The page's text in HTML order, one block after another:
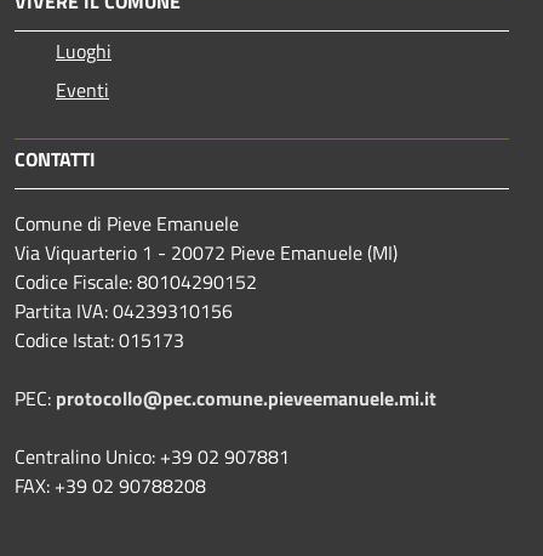
Luoghi
Eventi
CONTATTI
Comune di Pieve Emanuele
Via Viquarterio 1 - 20072 Pieve Emanuele (MI)
Codice Fiscale: 80104290152
Partita IVA: 04239310156
Codice Istat: 015173
PEC: protocollo@pec.comune.pieveemanuele.mi.it
Centralino Unico: +39 02 907881
FAX: +39 02 90788208